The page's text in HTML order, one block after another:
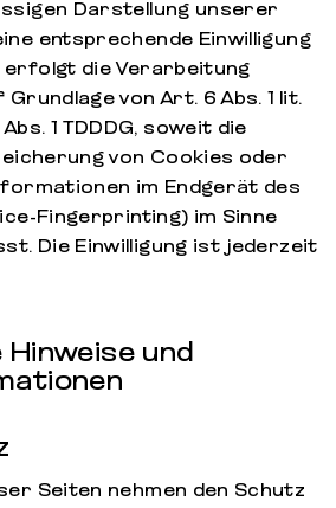
Darstellung unserer
entsprechende Einwilligung
die Verarbeitung
von Art. 6 Abs. 1 lit.
1 TDDDG, soweit die
von Cookies oder
im Endgerät des
Fingerprinting) im Sinne
Die Einwilligung ist jederzeit
Hinweise und
Seiten nehmen den Schutz